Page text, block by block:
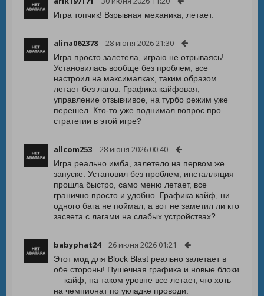
Игра топчик! Взрывная механика, летает.
alina062378 28 июня 2026 21:30
Игра просто залетела, играю не отрываясь!
Установилась вообще без проблем, все
настроил на максималках, таким образом
летает без лагов. Графика кайфовая,
управление отзывчивое, на турбо режим уже
перешел. Кто-то уже поднимал вопрос про
стратегии в этой игре?
allcom253 28 июня 2026 00:40
Игра реально имба, залетело на первом же
запуске. Установил без проблем, инсталляция
прошла быстро, само меню летает, все
гранично просто и удобно. Графика кайф, ни
одного бага не поймал, а вот не заметил ли кто
засвета с лагами на слабых устройствах?
babyphat24 26 июня 2026 01:21
Этот мод для Block Blast реально залетает в
обе стороны! Пушечная графика и новые блоки
— кайф, на таком уровне все летает, что хоть
на чемпионат по укладке проводи.